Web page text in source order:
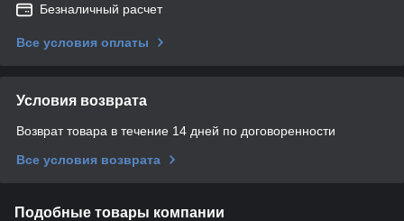
Безналичный расчет
Все условия оплаты
Условия возврата
Возврат товара в течение 14 дней по договоренности
Все условия возврата
Подобные товары компании